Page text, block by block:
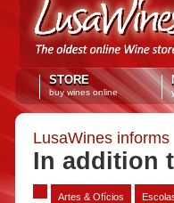
STORE
buy wines online
LusaWines informs
In addition
Artes & Ofícios